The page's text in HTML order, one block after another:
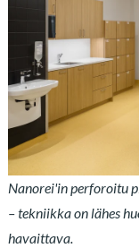
Nanorei'in perforoitu
– tekniikka on lähes
havaittava.